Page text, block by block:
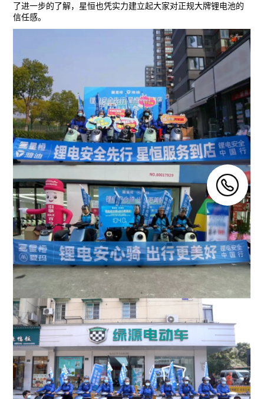
了进一步的了解，星恒也凭实力建立起大家对正规大牌锂电池的
信任感。